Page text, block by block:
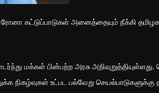
கட்டுப்பாடுகள் அனைத்தையும் நீக்கி தமிழக
மக்கள் பின்பற்ற அரசு
நிகழ்வுகள் உட்பட பல்வேறு செயல்பாடுகளுக்கு